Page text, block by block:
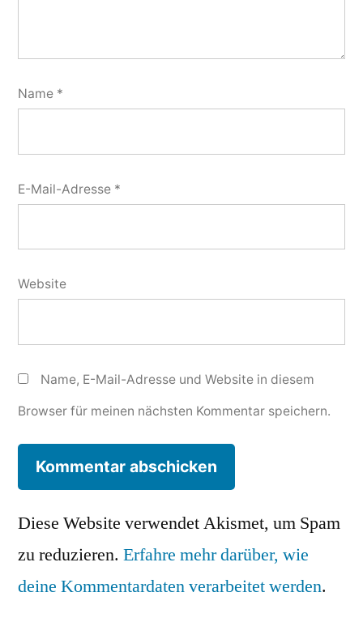
Name *
E-Mail-Adresse *
Website
Name, E-Mail-Adresse und Website in diesem
Browser für meinen nächsten Kommentar speichern.
Diese Website verwendet Akismet, um Spam
zu reduzieren. Erfahre mehr darüber, wie
deine Kommentardaten verarbeitet werden.